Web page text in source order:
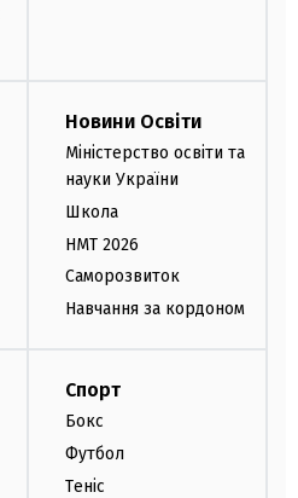
Новини Освіти
Міністерство освіти та
науки України
Школа
НМТ 2026
Саморозвиток
Навчання за кордоном
Спорт
Бокс
Футбол
Теніс